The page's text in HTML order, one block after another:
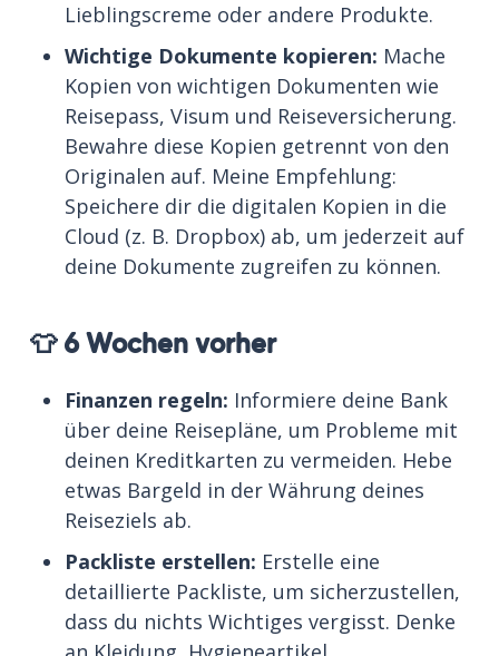
Lieblingscreme oder andere Produkte.
Wichtige Dokumente kopieren: Mache
Kopien von wichtigen Dokumenten wie
Reisepass, Visum und Reiseversicherung.
Bewahre diese Kopien getrennt von den
Originalen auf. Meine Empfehlung:
Speichere dir die digitalen Kopien in die
Cloud (z. B. Dropbox) ab, um jederzeit auf
deine Dokumente zugreifen zu können.
👕 6 Wochen vorher
Finanzen regeln: Informiere deine Bank
über deine Reisepläne, um Probleme mit
deinen Kreditkarten zu vermeiden. Hebe
etwas Bargeld in der Währung deines
Reiseziels ab.
Packliste erstellen: Erstelle eine
detaillierte Packliste, um sicherzustellen,
dass du nichts Wichtiges vergisst. Denke